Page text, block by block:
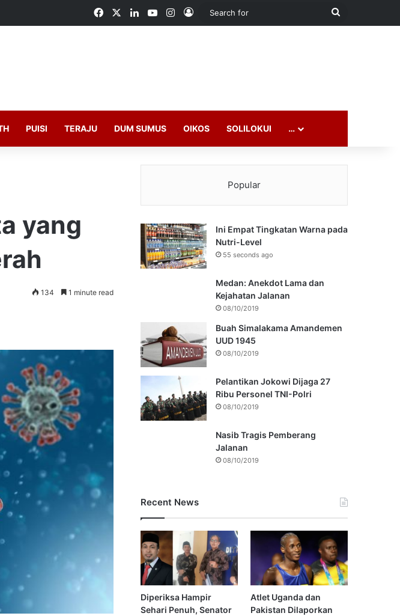
FacebookLinkedInYouTubeInstagram
Log In
Search
PUISI TERAJU DUM SUMUS OIKOS SOLILOKUI …
yang
134 1 minute read
Popular
Ini Empat Tingkatan Warna pada
Nutri-Level
55 seconds ago
Medan: Anekdot Lama dan
Kejahatan Jalanan
08/10/2019
Buah Simalakama Amandemen
UUD 1945
08/10/2019
Pelantikan Jokowi Dijaga 27
Ribu Personel TNI-Polri
08/10/2019
Nasib Tragis Pemberang
Jalanan
08/10/2019
Recent News
Diperiksa Hampir
Sehari Penuh, Senator
Atlet Uganda dan
Pakistan Dilaporkan